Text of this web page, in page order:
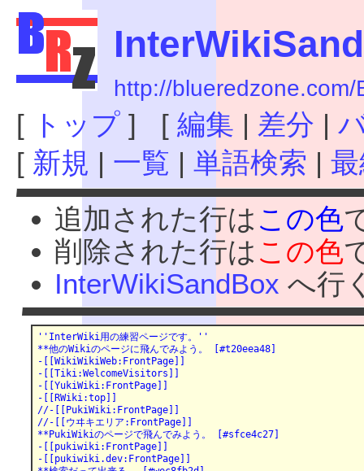
http://
[ トップ] [ 編集 | 差分 |
[ 新規 | 一覧 | 単語検索 |
追加された行は この色
削除された行は この色
InterWikiSandBox へ行
''InterWiki用の練習ページです。''
**他のWikiのページに飛んでみよう。 [#t20eea48]
-[[WikiWikiWeb:FrontPage]]
-[[Tiki:WelcomeVisitors]]
-[[YukiWiki:FrontPage]]
-[[RWiki:top]]
//-[[PukiWiki:FrontPage]]
//-[[ウヰキエリア:FrontPage]]
**PukiWikiのページで飛んでみよう。 [#sfce4c27]
-[[pukiwiki:FrontPage]]
-[[pukiwiki.dev:FrontPage]]